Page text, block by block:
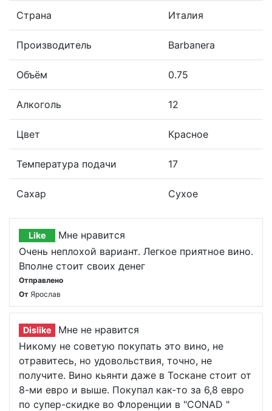
Страна Италия
Производитель Barbanera
Объём 0.75
Алкоголь 12
Цвет Красное
Температура подачи 17
Сахар Сухое
Like
Мне нравится
Очень неплохой вариант. Легкое приятное вино.
Вполне стоит своих денег
Отправлено
От Ярослав
Dislike
Мне не нравится
Никому не советую покупать это вино, не
отравитесь, но удовольствия, точно, не
получите. Вино кьянти даже в Тоскане стоит от
8-ми евро и выше. Покупал как-то за 6,8 евро
по супер-скидке во Флоренции в "CONAD "